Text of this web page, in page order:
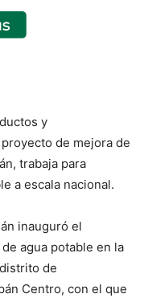
y
de mejora de
trabaja para
a escala nacional.
inauguró el
agua potable en la
de
Centro, con el que